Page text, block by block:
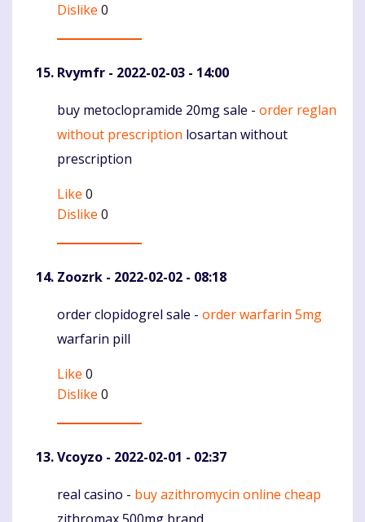
Dislike 0
Rvymfr - 2022-02-03 - 14:00
Komentaras
buy metoclopramide 20mg sale - order reglan
without prescription losartan without
prescription
Like 0
Dislike 0
Zoozrk - 2022-02-02 - 08:18
Komentaras
order clopidogrel sale - order warfarin 5mg
warfarin pill
Like 0
Dislike 0
Vcoyzo - 2022-02-01 - 02:37
Komentaras
real casino - buy azithromycin online cheap